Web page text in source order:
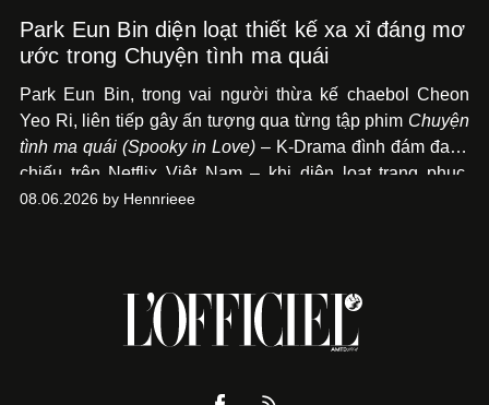
Park Eun Bin diện loạt thiết kế xa xỉ đáng mơ
ước trong Chuyện tình ma quái
Park Eun Bin, trong vai người thừa kế chaebol Cheon
Yeo Ri, liên tiếp gây ấn tượng qua từng tập phim Chuyện
tình ma quái (Spooky in Love) – K-Drama đình đám đang
chiếu trên Netflix Việt Nam – khi diện loạt trang phục,
đồng hồ & trang sức xa xỉ tương xứng với địa vị trên màn
08.06.2026 by Hennrieee